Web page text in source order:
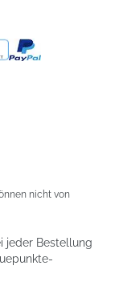
nicht von
jeder Bestellung